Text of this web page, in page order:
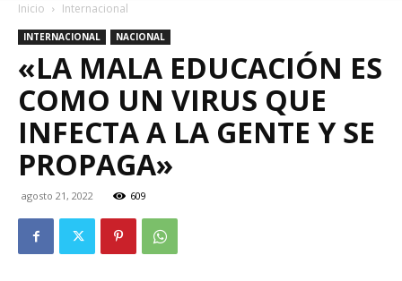
Inicio Internacional
INTERNACIONAL NACIONAL
«LA MALA EDUCACIÓN ES
COMO UN VIRUS QUE
INFECTA A LA GENTE Y SE
PROPAGA»
agosto 21, 2022 609